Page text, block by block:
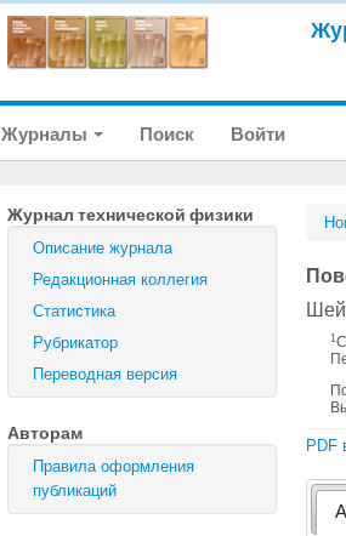
Журналы Поиск Войти
Журнал технической физики
Описание журнала
Редакционная коллегия
Статистика
Рубрикатор
Переводная версия
Авторам
Правила оформления
публикаций
1
PDF